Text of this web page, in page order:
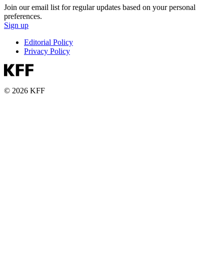
Join our email list for regular updates based on your personal
preferences.
Sign up
Editorial Policy
Privacy Policy
© 2026 KFF